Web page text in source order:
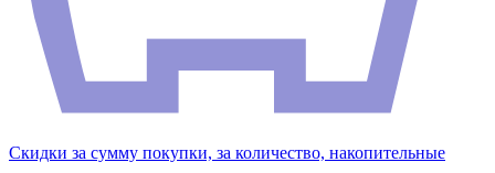
Скидки за сумму покупки, за количество, накопительные